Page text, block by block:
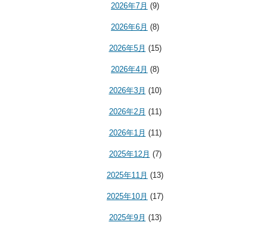
2026年7月 (9)
2026年6月 (8)
2026年5月 (15)
2026年4月 (8)
2026年3月 (10)
2026年2月 (11)
2026年1月 (11)
2025年12月 (7)
2025年11月 (13)
2025年10月 (17)
2025年9月 (13)